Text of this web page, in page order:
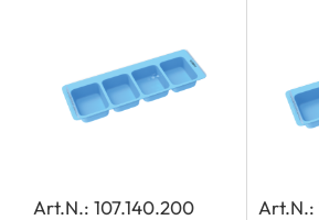
Art.N.: 107.140.200
Art.N.: